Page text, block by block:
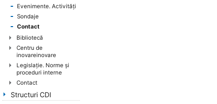
Evenimente. Activităţi
Sondaje
Contact
Bibliotecă
Centru de
inovareinovare
Legislație. Norme și
proceduri interne
Contact
Structuri CDI